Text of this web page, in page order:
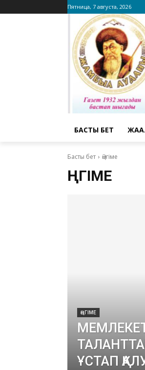
Пятница, 7 августа, 2026
БАСТЫ БЕТ
Басты бет Әңгіме
ӘҢГІМЕ
ӘҢГІМЕ
ҰСТАП